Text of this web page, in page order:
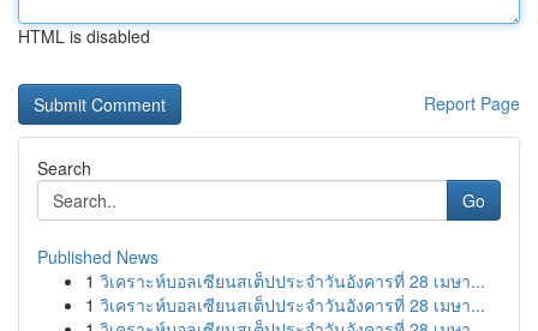
HTML is disabled
Report Page
Search
Go
Published News
1 วิเคราะห์บอลเซียนสเต็ปประจำวันอังคารที่ 28 เมษา...
1 วิเคราะห์บอลเซียนสเต็ปประจำวันอังคารที่ 28 เมษา...